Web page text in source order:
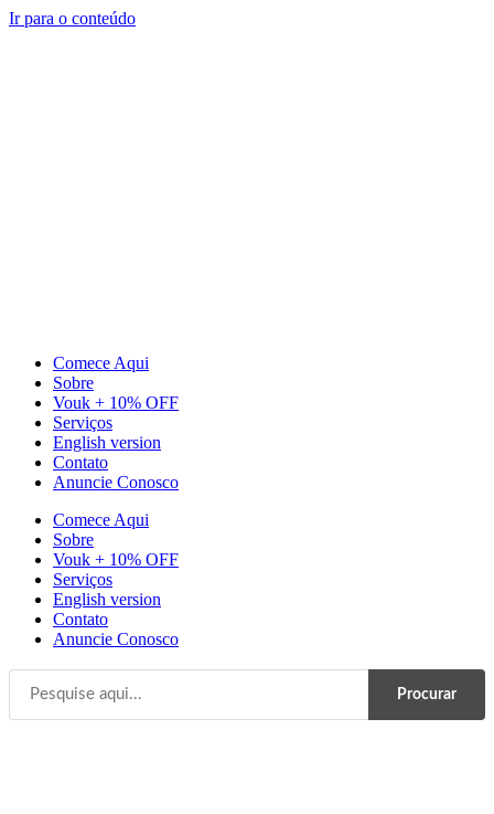
Ir para o conteúdo
Comece Aqui
Sobre
Vouk + 10% OFF
Serviços
English version
Contato
Anuncie Conosco
Comece Aqui
Sobre
Vouk + 10% OFF
Serviços
English version
Contato
Anuncie Conosco
Procurar